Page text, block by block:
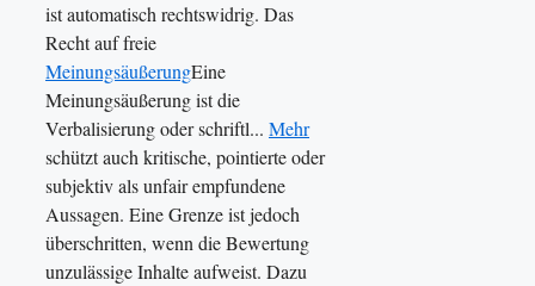
ist automatisch rechtswidrig. Das
Recht auf freie
MeinungsäußerungEine
Meinungsäußerung ist die
Verbalisierung oder schriftl... Mehr
schützt auch kritische, pointierte oder
subjektiv als unfair empfundene
Aussagen. Eine Grenze ist jedoch
überschritten, wenn die Bewertung
unzulässige Inhalte aufweist. Dazu